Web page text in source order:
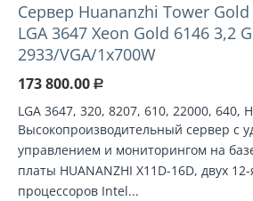
Cервер Huananzhi Tower
LGA 3647 Xeon Gold 6146 3,2
2933/VGA/1x700W
173 800.00 Р
LGA 3647, 320, 8207, 610, 22000, 640,
Высокопроизводительный сервер с
управлением и мониторингом на
платы HUANANZHI X11D-16D, двух
процессоров Intel...